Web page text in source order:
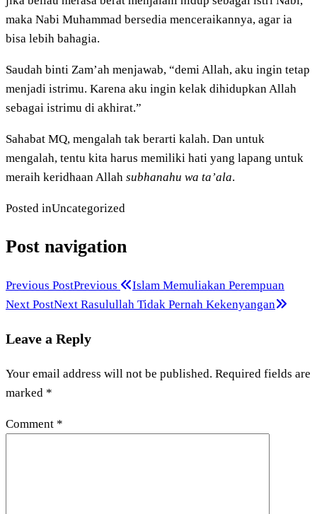
maka Nabi Muhammad bersedia menceraikannya, agar ia
bisa lebih bahagia.
Saudah binti Zam’ah menjawab, “demi Allah, aku ingin tetap
menjadi istrimu. Karena aku ingin kelak dihidupkan Allah
sebagai istrimu di akhirat.”
Sahabat MQ, mengalah tak berarti kalah. Dan untuk
mengalah, tentu kita harus memiliki hati yang lapang untuk
meraih keridhaan Allah subhanahu wa ta’ala.
Posted inUncategorized
Post navigation
Previous PostPrevious
Islam Memuliakan Perempuan
Next PostNext Rasulullah Tidak Pernah Kekenyangan
Leave a Reply
Your email address will not be published. Required fields are
marked *
Comment *